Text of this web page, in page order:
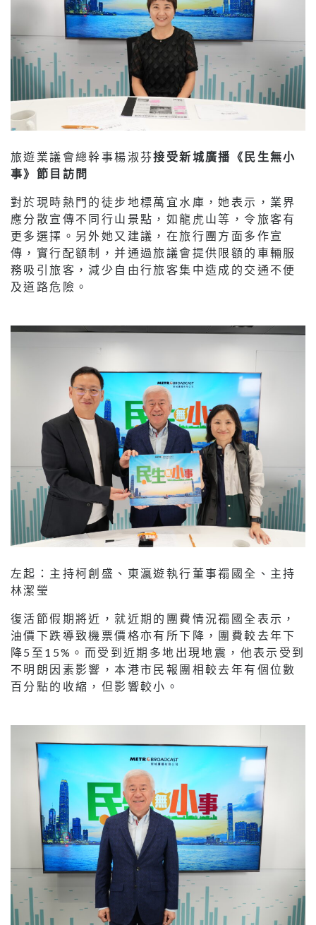
旅遊業議會總幹事楊淑芬接受新城廣播 《民生無小
事》節目訪問
對於現時熱門的徒步地標萬宜水庫，她表示，業界
應分散宣傳不同行山景點，如龍虎山等，令旅客有
更多選擇。另外她又建議，在旅行團方面多作宣
傳，實行配額制，并通過旅議會提供限額的車輛服
務吸引旅客，減少自由行旅客集中造成的交通不便
及道路危險。
左起：主持柯創盛、東瀛遊執行董事禤國全、主持
林潔瑩
復活節假期將近，就近期的團費情況禤國全表示，
油價下跌導致機票價格亦有所下降，團費較去年下
降5至15%。而受到近期多地出現地震，他表示受到
不明朗因素影響，本港市民報團相較去年有個位數
百分點的收縮，但影響較小。